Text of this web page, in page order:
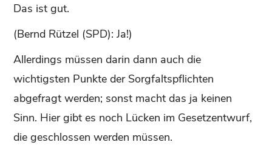
Das ist gut.
(Bernd Rützel (SPD): Ja!)
Allerdings müssen darin dann auch die
wichtigsten Punkte der Sorgfaltspflichten
abgefragt werden; sonst macht das ja keinen
Sinn. Hier gibt es noch Lücken im Gesetzentwurf,
die geschlossen werden müssen.